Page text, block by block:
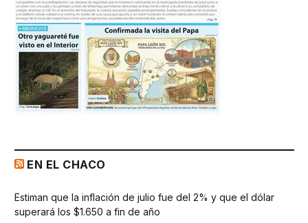
EN EL CHACO
Estiman que la inflación de julio fue del 2% y que el dólar
superará los $1.650 a fin de año